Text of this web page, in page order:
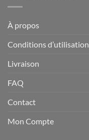
À propos
Conditions d’utilisation
Livraison
FAQ
Contact
Mon Compte